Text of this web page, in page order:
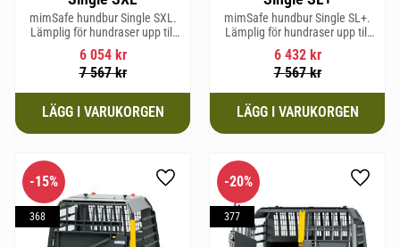
mimSafe hundbur Single SXL.
Lämplig för hundraser upp till
64 cm i mankhöjd.
6 054kr
7 567kr
mimSafe hundbur Single SL+.
Lämplig för hundraser upp till
62 cm i mankhöjd.
6 432kr
7 567kr
15%
368
Lägg till i favoriter
20%
377
Lägg